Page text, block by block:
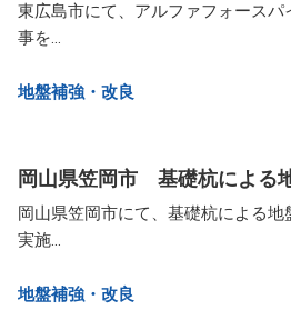
東広島市にて、アルファフォース
事を...
地盤補強・改良​
岡山県笠岡市 基礎杭による
岡山県笠岡市にて、基礎杭による
実施...
地盤補強・改良​